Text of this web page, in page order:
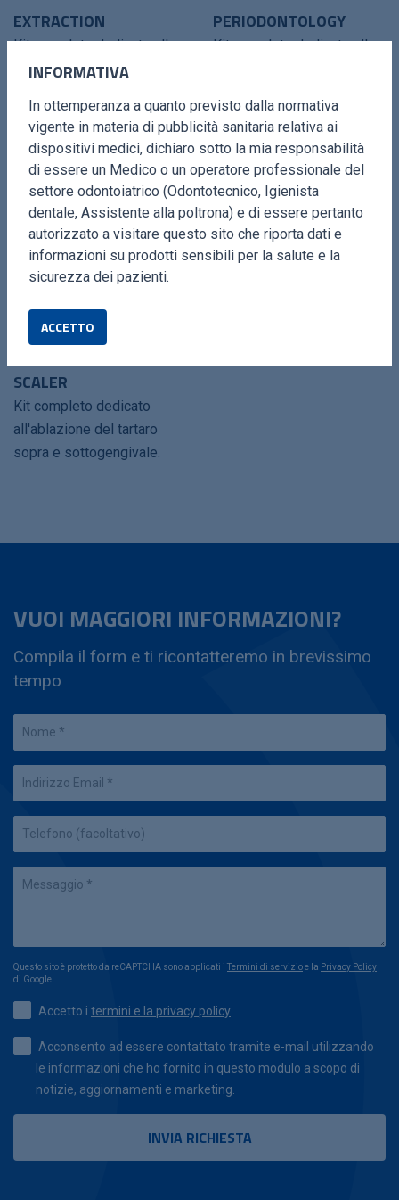
EXTRACTION
Kit completo dedicato alle
estrazioni semplici o
osteotomie e taglio del
dente.
PERIODONTOLOGY
Kit completo dedicato alla
SCALER
Kit completo dedicato
all'ablazione del tartaro
sopra e sottogengivale.
VUOI MAGGIORI INFORMAZIONI?
Compila il form e ti ricontatteremo in brevissimo
tempo
Questo sito è protetto da reCAPTCHA sono applicati i Termini di servizioe la Privacy Policy
di Google.
Accetto i termini e la privacy policy
Acconsento ad essere contattato tramite e-mail utilizzando
le informazioni che ho fornito in questo modulo a scopo di
notizie, aggiornamenti e marketing.
INFORMATIVA
In ottemperanza a quanto previsto dalla normativa
vigente in materia di pubblicità sanitaria relativa ai
dispositivi medici, dichiaro sotto la mia responsabilità
di essere un Medico o un operatore professionale del
settore odontoiatrico (Odontotecnico, Igienista
dentale, Assistente alla poltrona) e di essere pertanto
autorizzato a visitare questo sito che riporta dati e
informazioni su prodotti sensibili per la salute e la
sicurezza dei pazienti.
ACCETTO